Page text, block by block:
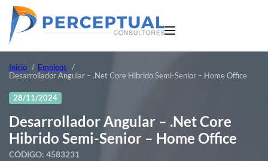
Inicio
Empleos
Desarrollador Angular – .Net Core Hibrido Semi-Senior – Home Office
28/11/2024
Desarrollador Angular – .Net Core
Hibrido Semi-Senior – Home Office
CÓDIGO: 4583231